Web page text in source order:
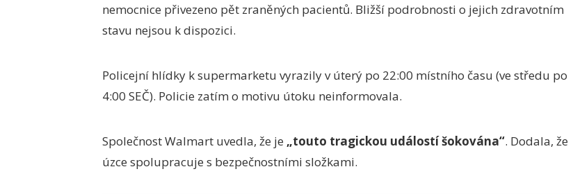
nemocnice přivezeno pět zraněných pacientů. Bližší podrobnosti o jejich zdravotním
stavu nejsou k dispozici.
Policejní hlídky k supermarketu vyrazily v úterý po 22:00 místního času (ve středu po
4:00 SEČ). Policie zatím o motivu útoku neinformovala.
Společnost Walmart uvedla, že je „touto tragickou událostí šokována“. Dodala, že
úzce spolupracuje s bezpečnostními složkami.